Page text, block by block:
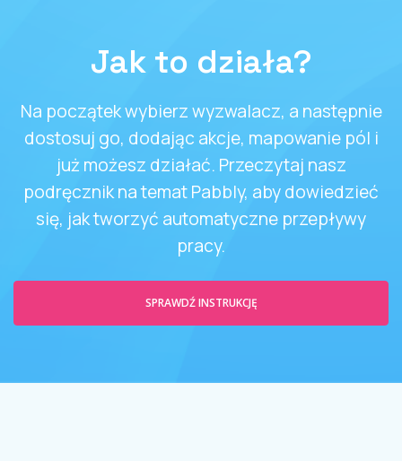
Jak to działa?
Na początek wybierz wyzwalacz, a następnie
dostosuj go, dodając akcje, mapowanie pól i
już możesz działać. Przeczytaj nasz
podręcznik na temat Pabbly, aby dowiedzieć
się, jak tworzyć automatyczne przepływy
pracy.
SPRAWDŹ INSTRUKCJĘ